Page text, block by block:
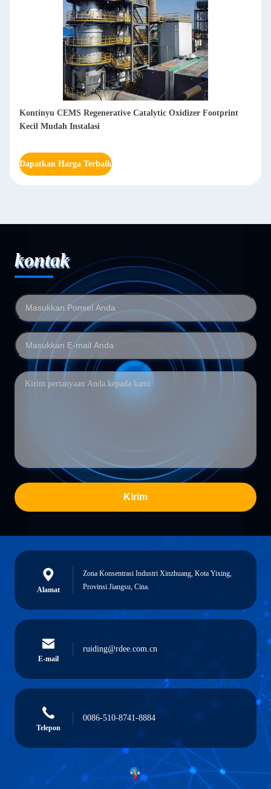
Tingkat pemurnian yang tinggi Penyimpanan panas Tungku
katalis Tingkat pemulihan panas yang tinggi Operasi stabil
Dapatkan Harga Terbaik
kontak
Kirim
Alamat
Zona Konsentrasi Industri Xinzhuang, Kota Yixing,
Provinsi Jiangsu, Cina.
E-mail
ruiding@rdee.com.cn
Telepon
0086-510-8741-8884